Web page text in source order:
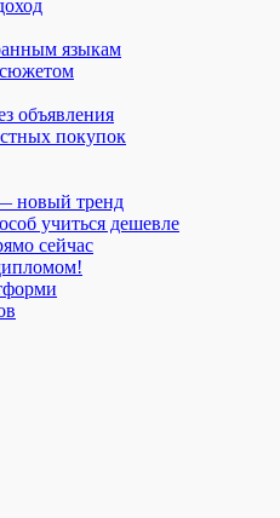
языкам
объявления
покупок
новый тренд
учиться дешевле
сейчас